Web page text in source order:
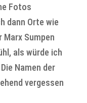
Fotos
dann Orte wie
Marx Sumpen
als würde ich
Namen der
vergessen